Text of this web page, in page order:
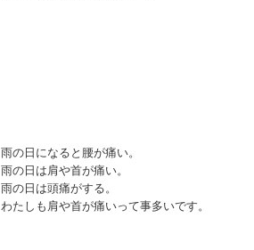
雨の日になると腰が痛い。
雨の日は肩や首が痛い。
雨の日は頭痛がする。
わたしも肩や首が痛いって事多いです。